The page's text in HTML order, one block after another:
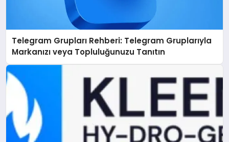
Telegram Grupları Rehberi: Telegram Gruplarıyla
Markanızı veya Topluluğunuzu Tanıtın